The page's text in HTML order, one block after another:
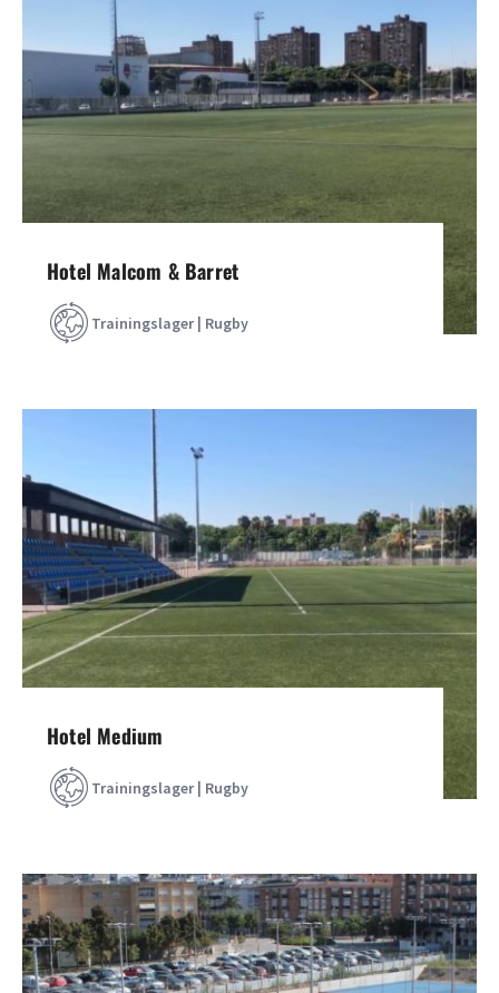
Hotel Malcom & Barret
Trainingslager | Rugby
Hotel Medium
Trainingslager | Rugby